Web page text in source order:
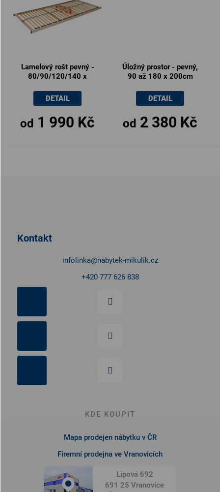
Lamelový rošt pevný -
80/90/120/140 x
od 1 990 Kč
DETAIL
Úložný prostor - pevný,
90 až 180 x 200cm
od 2 380 Kč
DETAIL
Kontakt
infolinka@nabytek-mikulik.cz
+420 777 626 838
KDE KOUPIT
Mapa prodejen nábytku v ČR
Firemní prodejna ve Vranovicích
Lipová 692
691 25 Vranovice